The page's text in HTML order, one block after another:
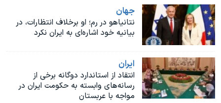
نرگس محمدی برنده جایزه نوبل صلح
همایش محافظه‌کاران آمریکا «سی‌پک»
سفر پرزیدنت ترامپ به چین
جهان
نتانیاهو در رم؛ او برخلاف انتظارات، در
بیانیه خود اشاره‌ای به ایران نکرد
ايران
انتقاد از استاندارد دوگانه برخی از
رسانه‌های وابسته به حکومت ایران در
مواجه با عربستان